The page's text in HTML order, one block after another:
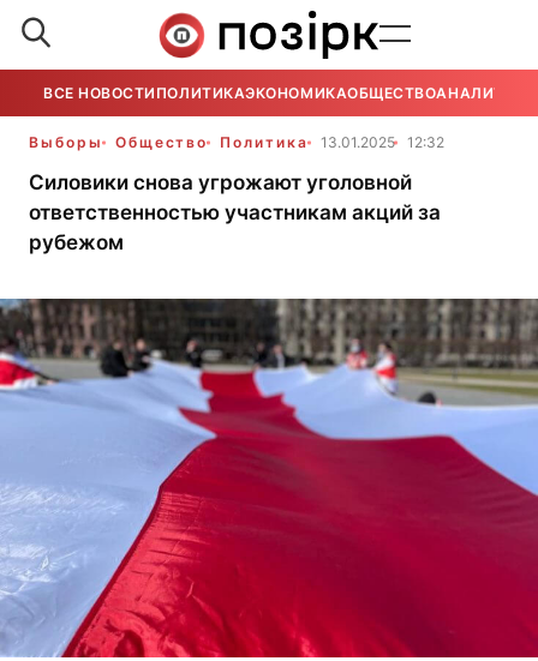
ВСЕ НОВОСТИ ПОЛИТИКАЭКОНОМИКАОБЩЕСТВОАНАЛИТИКА
Выборы Общество Политика 13.01.2025 12:32
Силовики снова угрожают уголовной
ответственностью участникам акций за
рубежом